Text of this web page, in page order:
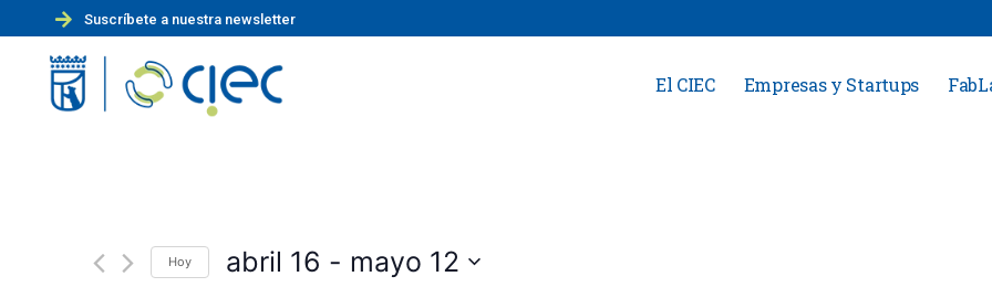
Suscríbete a nuestra newsletter
El CIEC Empresas y Startups
Hoy abril 16 - mayo 12